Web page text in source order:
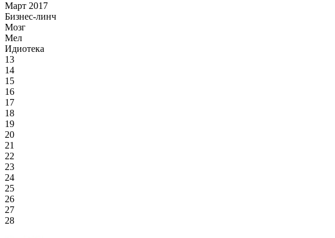
Март 2017
Бизнес-линч
Мозг
Мел
Идиотека
13
14
15
16
17
18
19
20
21
22
23
24
25
26
27
28